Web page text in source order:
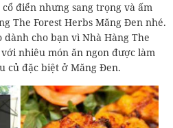
điển nhưng sang trọng và ấm
The Forest Herbs Măng Đen nhé.
cho bạn vì Nhà Hàng The
nhiêu món ăn ngon được làm
củ đặc biệt ở Măng Đen.